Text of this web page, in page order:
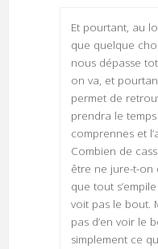
Et pourtant, au
que quelque
nous dépasse
on va, et
permet de
prendra le
comprennes et
Combien de
être ne jure-t-on
que tout
voit pas le bout.
pas d’en voir le
simplement ce